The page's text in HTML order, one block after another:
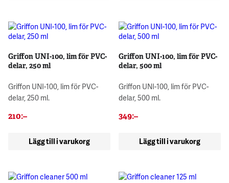
Griffon UNI-100, lim för PVC-
delar, 250 ml
Griffon UNI-100, lim för PVC-
delar, 250 ml.
210:–
Lägg till i varukorg
Griffon UNI-100, lim för PVC-
delar, 500 ml
Griffon UNI-100, lim för PVC-
delar, 500 ml.
349:–
Lägg till i varukorg